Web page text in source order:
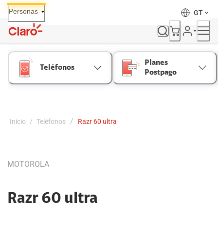
Skip
Content
Personas GT
Teléfonos
Planes
Postpago
Inicio / Teléfonos / Razr 60 ultra
MOTOROLA
Razr 60 ultra